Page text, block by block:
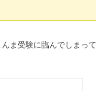
ま受験に臨んでしまって